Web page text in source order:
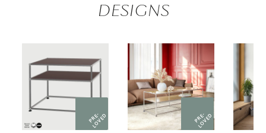
DESIGNS
PRE-
LOVED PRE-
LOVED